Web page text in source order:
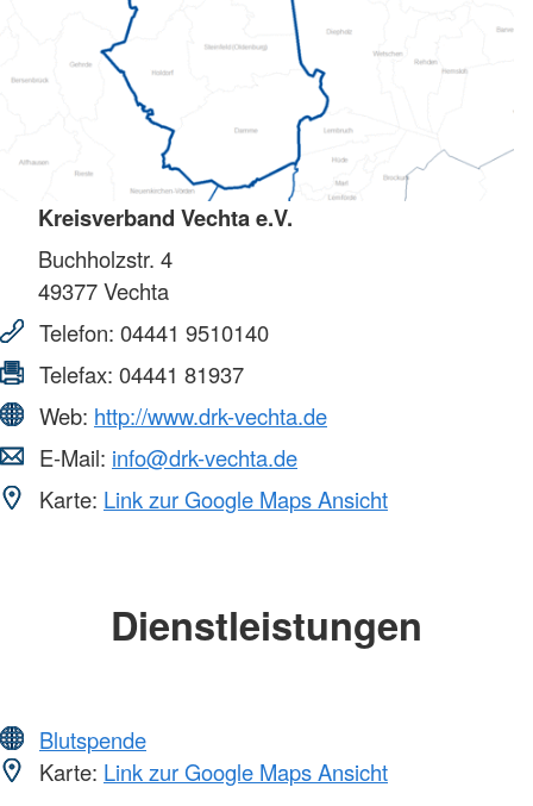
Kreisverband Vechta e.V.
Buchholzstr. 4
49377Vechta
Telefon: 04441 9510140
Telefax: 04441 81937
Web: http://www.drk-vechta.de
E-Mail: info@drk-vechta.de
Karte: Link zur Google Maps Ansicht
Dienstleistungen
Blutspende
Karte: Link zur Google Maps Ansicht